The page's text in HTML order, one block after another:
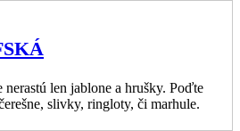
len jablone a hrušky. Poďte
slivky, ringloty, či marhule.